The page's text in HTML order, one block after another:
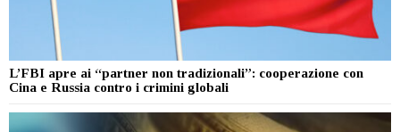
L’FBI apre ai “partner non tradizionali”: cooperazione con
Cina e Russia contro i crimini globali